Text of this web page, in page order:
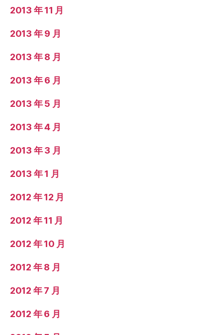
2013 年 11 月
2013 年 9 月
2013 年 8 月
2013 年 6 月
2013 年 5 月
2013 年 4 月
2013 年 3 月
2013 年 1 月
2012 年 12 月
2012 年 11 月
2012 年 10 月
2012 年 8 月
2012 年 7 月
2012 年 6 月